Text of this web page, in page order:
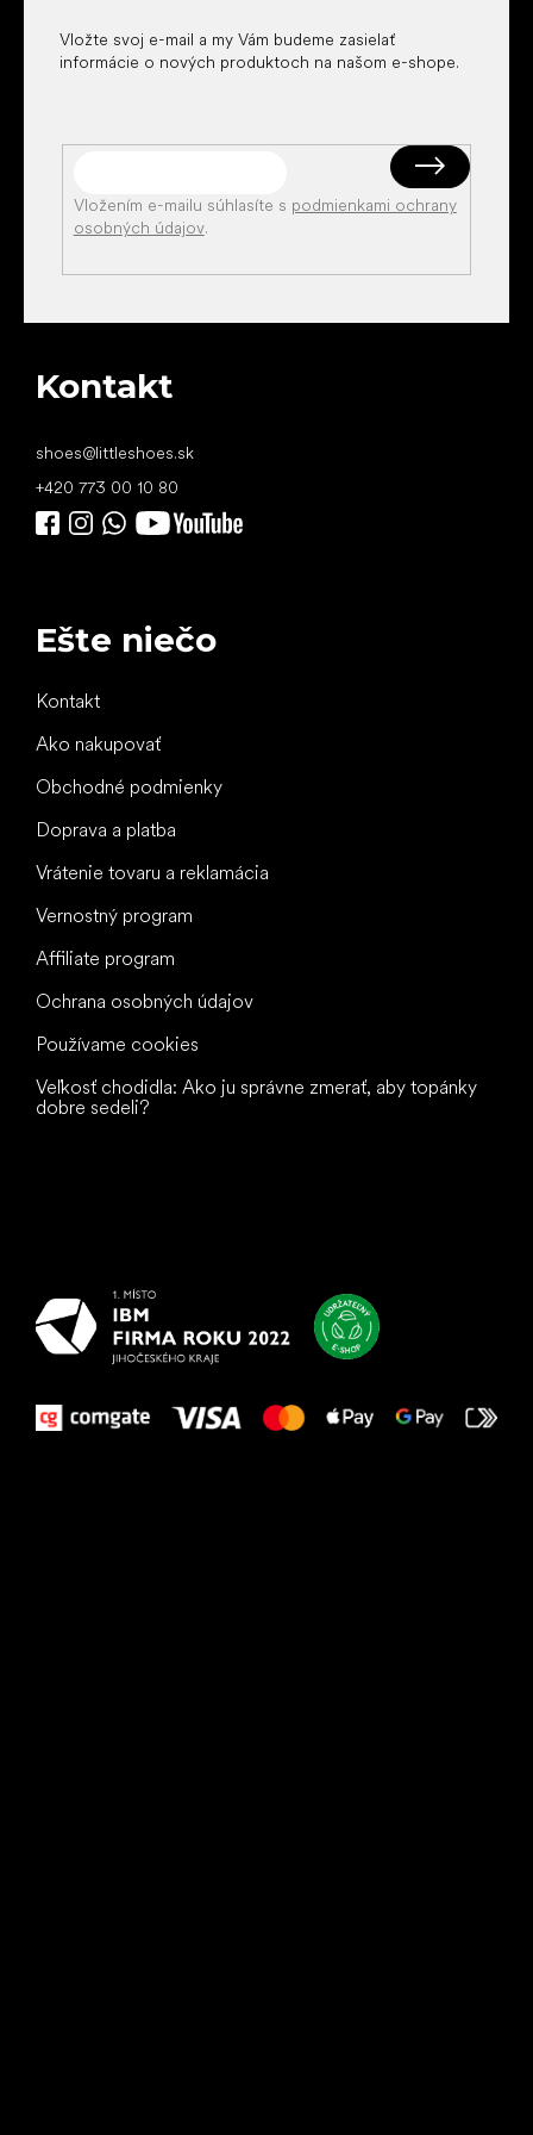
Vložte svoj e-mail a my Vám budeme zasielať
informácie o nových produktoch na našom e-shope.
Vložením e-mailu súhlasíte s podmienkami ochrany
osobných údajov.
Kontakt
shoes@littleshoes.sk
+420 773 00 10 80
Ešte niečo
Kontakt
Ako nakupovať
Obchodné podmienky
Doprava a platba
Vrátenie tovaru a reklamácia
Vernostný program
Affiliate program
Ochrana osobných údajov
Používame cookies
Veľkosť chodidla: Ako ju správne zmerať, aby topánky
dobre sedeli?